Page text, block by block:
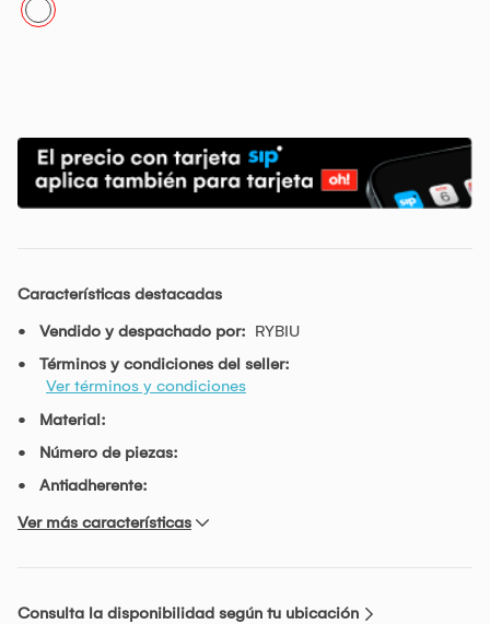
Características destacadas
Vendido y despachado por: RYBIU
Términos y condiciones del seller:
Ver términos y condiciones
Material:
Número de piezas:
Antiadherente:
Ver más características
Consulta la disponibilidad según tu ubicación